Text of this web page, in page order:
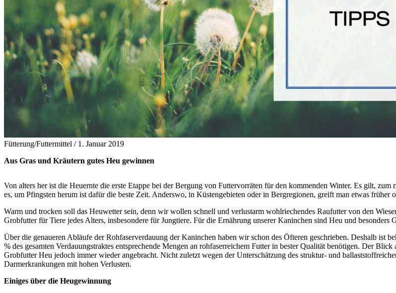
Fütterung/Futtermittel / 1. Januar 2019
Aus Gras und Kräutern gutes Heu gewinnen
Von alters her ist die Heuernte die erste Etappe bei der Bergung von Futtervorräten für den kommenden Winter. Es gilt,
es, um Pfings­ten herum ist dafür die beste Zeit. Anderswo, in Küstengebieten oder in Bergregionen, greift man etwas früher
Warm und trocken soll das Heuwetter sein, denn wir wollen schnell und verlustarm wohlriechendes Raufutter von den
Grobfutter für Tiere jedes Alters, insbesondere für Jungtiere. Für die Ernährung unserer Kaninchen sind Heu und besonders
Über die genaueren Abläufe der Rohfaserverdauung der Kaninchen haben wir schon des Öfteren geschrieben. Deshalb ist
% des gesamten Verdauungstraktes entsprechende Mengen an rohfaserreichem Futter in bester Qualität benötigen. Der
Grobfutter Heu jedoch immer wieder angebracht. Nicht zuletzt wegen der Unterschätzung des struktur- und
Darmerkrankungen mit hohen Verlusten.
Einiges über die Heugewinnung